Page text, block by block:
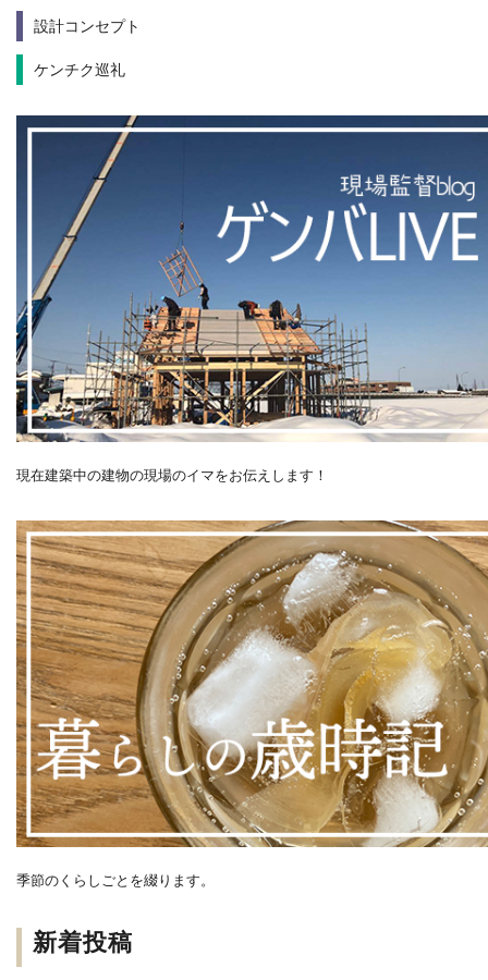
設計コンセプト
ケンチク巡礼
現在建築中の建物の現場のイマをお伝えします！
季節のくらしごとを綴ります。
新着投稿